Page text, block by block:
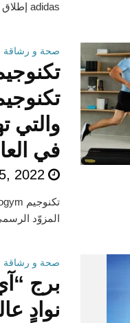
adidas إطلاق ثلاثة برامج تدريبية مجتمعية ليتمكن المشاركون من تقديم أفضل أداء...
صحة و رشاقة
والتي
في
2022
المزوّد
صحة و رشاقة
برج
نوادٍ